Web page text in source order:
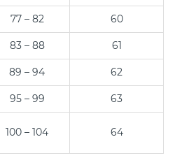
77 – 82 60
83 – 88 61
89 – 94 62
95 – 99 63
100 – 104 64